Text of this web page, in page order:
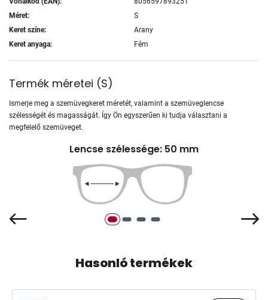
Méret:
S
Keret színe:
Arany
Keret anyaga:
Fém
Termék méretei (S)
Ismerje meg a szemüvegkeret méretét, valamint a szemüveglencse
szélességét és magasságát. Így Ön egyszerűen ki tudja választani a
megfelelő szemüveget.
Lencse szélessége: 50 mm
Hasonló termékek